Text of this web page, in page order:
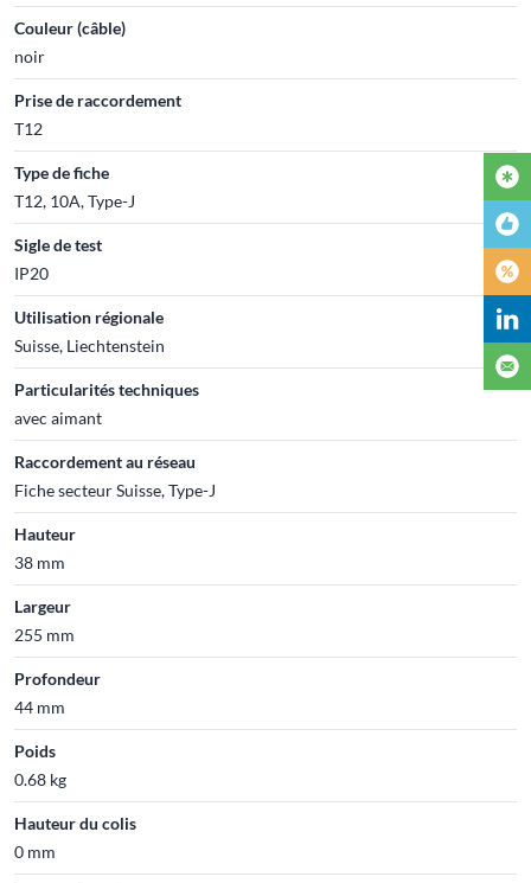
Couleur (câble)
noir
Prise de raccordement
T12
Type de fiche
T12, 10A, Type-J
Sigle de test
IP20
Utilisation régionale
Suisse, Liechtenstein
Particularités techniques
avec aimant
Raccordement au réseau
Fiche secteur Suisse, Type-J
Hauteur
38 mm
Largeur
255 mm
Profondeur
44 mm
Poids
0.68 kg
Hauteur du colis
0 mm